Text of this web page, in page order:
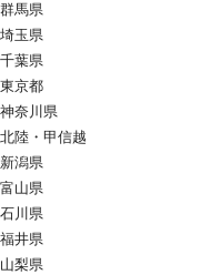
群馬県
埼玉県
千葉県
東京都
神奈川県
北陸・甲信越
新潟県
富山県
石川県
福井県
山梨県